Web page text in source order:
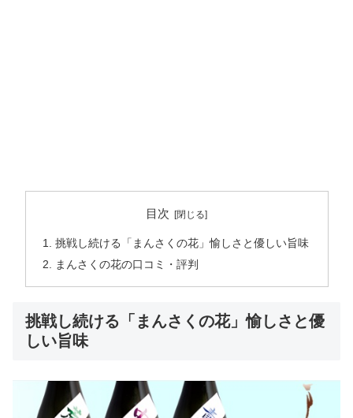
目次
挑戦し続ける「まんさくの花」愉しさと優しい旨味
まんさくの花の口コミ・評判
挑戦し続ける「まんさくの花」愉しさと優
しい旨味